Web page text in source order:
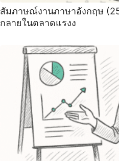
สัมภาษณ์งานภาษาอังกฤษ
กลายในตลาดแรงง